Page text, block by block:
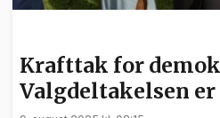
Krafttak for
Valgdeltakelsen